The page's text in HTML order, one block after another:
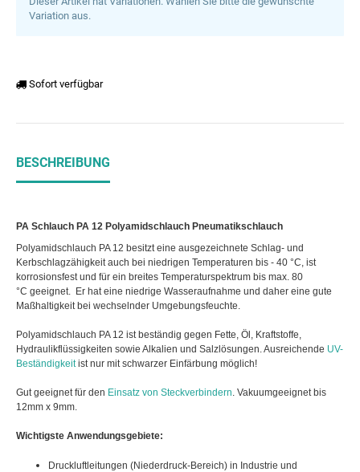
Variation aus.
Sofort verfügbar
BESCHREIBUNG
PA Schlauch PA 12 Polyamidschlauch Pneumatikschlauch
Polyamidschlauch PA 12 besitzt eine ausgezeichnete Schlag- und
Kerbschlagzähigkeit auch bei niedrigen Temperaturen bis - 40 °C, ist
korrosionsfest und für ein breites Temperaturspektrum bis max. 80
°C geeignet. Er hat eine niedrige Wasseraufnahme und daher eine gute
Maßhaltigkeit bei wechselnder Umgebungsfeuchte.
Polyamidschlauch PA 12 ist beständig gegen Fette, Öl, Kraftstoffe,
Hydraulikflüssigkeiten sowie Alkalien und Salzlösungen. Ausreichende UV-
Beständigkeitist nur mit schwarzer Einfärbung möglich!
Gut geeignet für den Einsatz von Steckverbindern. Vakuumgeeignet bis
12mm x 9mm.
Wichtigste Anwendungsgebiete:
Druckluftleitungen (Niederdruck-Bereich) in Industrie und